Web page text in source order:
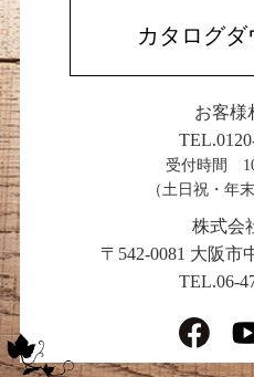
カタログダ
お客様
受付時間
（土日祝・年
株式会
〒542-0081 大阪市
TEL.06-